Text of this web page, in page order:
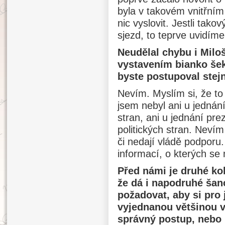
byla v takovém
nic vyslovit. Jestli
sjezd, to teprve
Neudělal chybu i
vystavením bianko
byste postupoval
Nevím. Myslím si, že
jsem nebyl ani u
stran, ani u jednání
politických stran.
či nedají vládě
informací, o kterých se
Před námi je druhé
že dá i napodruhé
požadovat, aby si
vyjednanou většinou
správný postup,